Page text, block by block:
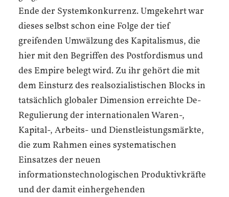
Ende der Systemkonkurrenz. Umgekehrt war
dieses selbst schon eine Folge der tief
greifenden Umwälzung des Kapitalismus, die
hier mit den Begriffen des Postfordismus und
des Empire belegt wird. Zu ihr gehört die mit
dem Einsturz des realsozialistischen Blocks in
tatsächlich globaler Dimension erreichte De-
Regulierung der internationalen Waren-,
Kapital-, Arbeits- und Dienstleistungsmärkte,
die zum Rahmen eines systematischen
Einsatzes der neuen
informationstechnologischen Produktivkräfte
und der damit einhergehenden